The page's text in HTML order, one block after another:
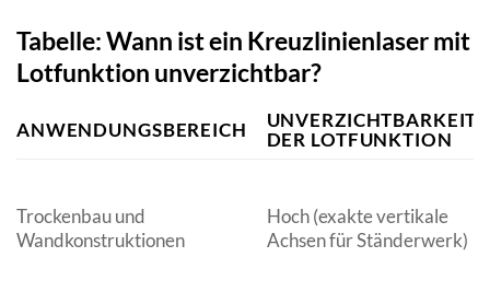
Tabelle: Wann ist ein Kreuzlinienlaser mit
Lotfunktion unverzichtbar?
ANWENDUNGSBEREICH
UNVERZICHTBARKEIT
DER LOTFUNKTION
Trockenbau und
Wandkonstruktionen
Hoch (exakte vertikale
Achsen für Ständerwerk)